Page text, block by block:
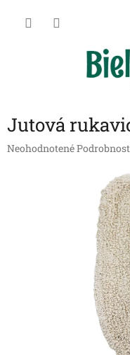
Jutová
Priemerné
Neohodnotené